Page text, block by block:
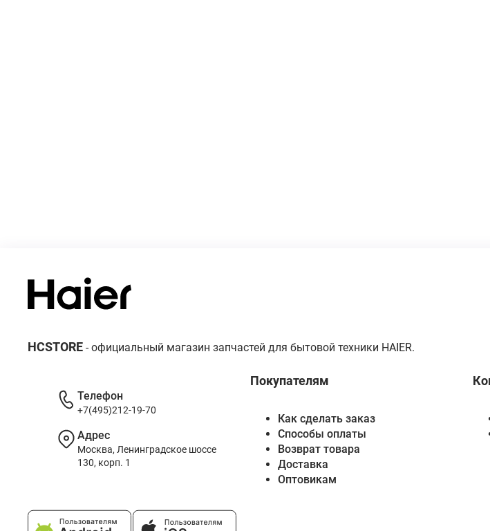
HCSTORE - официальный магазин запчастей для бытовой техники HAIER.
Покупателям
Как сделать заказ
Способы оплаты
Возврат товара
Доставка
Оптовикам
Телефон
+7(495)212-19-70
Адрес
Москва, Ленинградское шоссе
130, корп. 1